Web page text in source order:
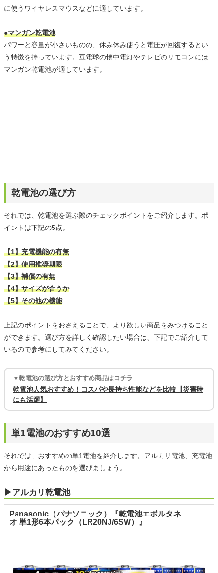
に使うワイヤレスマウスなどに適しています。
●マンガン乾電池
パワーと容量が小さいものの、休み休み使うと電圧が回復するとい
う特徴を持っています。豆電球の懐中電灯やテレビのリモコンには
マンガン乾電池が適しています。
乾電池の選び方
それでは、乾電池を選ぶ際のチェックポイントをご紹介します。ポ
イントは下記の5点。
【1】充電機能の有無
【2】使用推奨期限
【3】補償の有無
【4】サイズが合うか
【5】その他の機能
上記のポイントをおさえることで、より欲しい商品をみつけること
ができます。選び方を詳しく確認したい場合は、下記でご紹介して
いるので参考にしてみてください。
▼乾電池の選び方とおすすめ商品はコチラ
乾電池人気おすすめ！コスパや長持ち性能などを比較【災害時
にも活躍】
単1電池のおすすめ10選
それでは、おすすめの単1電池を紹介します。アルカリ電池、充電池
から用途にあったものを選びましょう。
▶アルカリ乾電池
Panasonic（パナソニック）『乾電池エボルタネ
オ 単1形6本パック（LR20NJ/6SW）』